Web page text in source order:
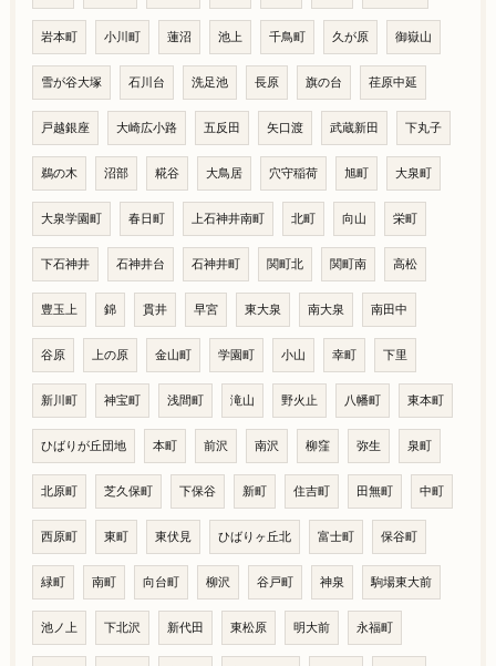
岩本町 小川町 蓮沼 池上 千鳥町 久が原 御嶽山
雪が谷大塚 石川台 洗足池 長原 旗の台 荏原中延
戸越銀座 大崎広小路 五反田 矢口渡 武蔵新田 下丸子
鵜の木 沼部 糀谷 大鳥居 穴守稲荷 旭町 大泉町
大泉学園町 春日町 上石神井南町 北町 向山 栄町
下石神井 石神井台 石神井町 関町北 関町南 高松
豊玉上 錦 貫井 早宮 東大泉 南大泉 南田中
谷原 上の原 金山町 学園町 小山 幸町 下里
新川町 神宝町 浅間町 滝山 野火止 八幡町 東本町
ひばりが丘団地 本町 前沢 南沢 柳窪 弥生 泉町
北原町 芝久保町 下保谷 新町 住吉町 田無町 中町
西原町 東町 東伏見 ひばりヶ丘北 富士町 保谷町
緑町 南町 向台町 柳沢 谷戸町 神泉 駒場東大前
池ノ上 下北沢 新代田 東松原 明大前 永福町